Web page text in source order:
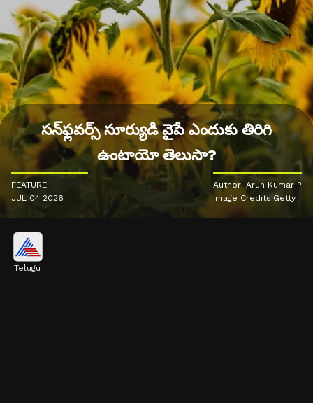
సన్‌ఫ్లవర్స్ సూర్యుడి వైపే ఎందుకు తిరిగి
ఉంటాయో తెలుసా?
FEATURE
JUL 04 2026
Author: Arun Kumar P
Image Credits:Getty
Telugu